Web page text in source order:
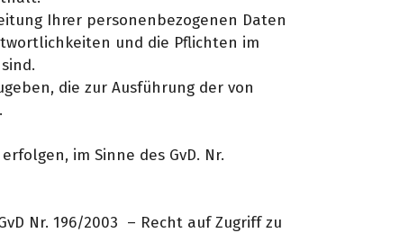
Ihrer personenbezogenen Daten
und die Pflichten im
die zur Ausführung der von
im Sinne des GvD. Nr.
Nr. 196/2003 – Recht auf Zugriff zu